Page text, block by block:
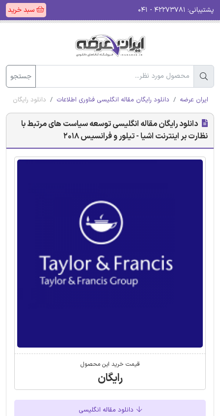
پشتیبانی: سبد خرید
جستجو
ایران عرضه دانلود رایگان مقاله انگلیسی فناوری اطلاعات دانلود رایگان
دانلود رایگان مقاله انگلیسی توسعه سیاست های مرتبط با
نظارت بر اینترنت اشیا - تیلور و فرانسیس 2018
قیمت خرید این محصول
رایگان
دانلود مقاله انگلیسی